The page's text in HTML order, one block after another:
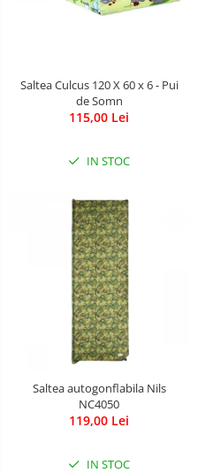
Saltea Culcus 120 X 60 x 6 - Pui
de Somn
115,00 Lei
IN STOC
Saltea autogonflabila Nils
NC4050
119,00 Lei
IN STOC